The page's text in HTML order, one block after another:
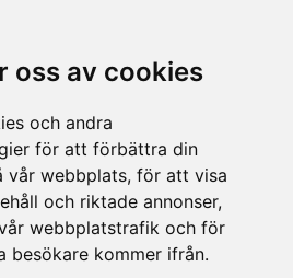
oss av cookies
och andra
för att förbättra din
vår webbplats, för att visa
och riktade annonser,
webbplatstrafik och för
besökare kommer ifrån.